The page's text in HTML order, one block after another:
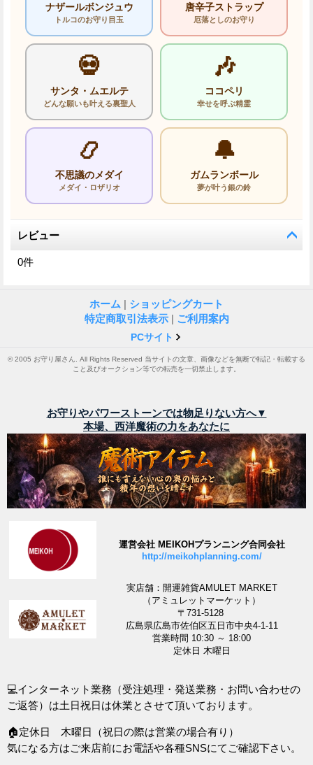
ナザールボンジュウ
トルコのお守り目玉
唐辛子ストラップ
厄落としのお守り
💀
サンタ・ムエルテ
どんな願いも叶える裏聖人
🎶
ココペリ
幸せを呼ぶ精霊
📿
不思議のメダイ
メダイ・ロザリオ
🔔
ガムランボール
夢が叶う銀の鈴
レビュー
0件
ホーム | ショッピングカート
特定商取引法表示 | ご利用案内
PCサイト
© 2005 お守り屋さん. All Rights Reserved 当サイトの文章、画像などを無断で転記・転載する
こと及びオークション等での転売を一切禁止します。
お守りやパワーストーンでは物足りない方へ▼
本場、西洋魔術の力をあなたに
運営会社 MEIKOHプランニング合同会社
http://meikohplanning.com/
実店舗：開運雑貨AMULET MARKET
（アミュレットマーケット）
〒731-5128
広島県広島市佐伯区五日市中央4-1-11
営業時間 10:30 ～ 18:00
定休日 木曜日
💻インターネット業務（受注処理・発送業務・お問い合わせの
ご返答）は土日祝日は休業とさせて頂いております。
🏠定休日 木曜日（祝日の際は営業の場合有り）
気になる方はご来店前にお電話や各種SNSにてご確認下さい。